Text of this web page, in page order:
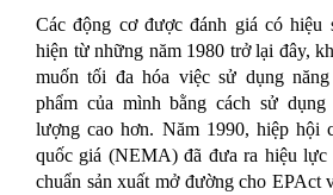
Các động cơ được đánh giá có hiệu
hiện từ những năm 1980 trở lại đây,
muốn tối đa hóa việc sử dụng
phẩm của mình bằng cách sử
lượng cao hơn. Năm 1990, hiệp hội
quốc giá (NEMA) đã đưa ra hiệu lực
chuẩn sản xuất mở đường cho EPAct